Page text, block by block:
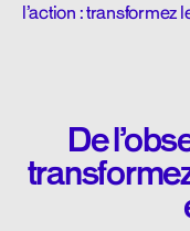
l’action : transformez
De